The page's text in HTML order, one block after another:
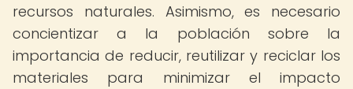
recursos naturales. Asimismo, es necesario
concientizar a la población sobre la
importancia de reducir, reutilizar y reciclar los
materiales para minimizar el impacto